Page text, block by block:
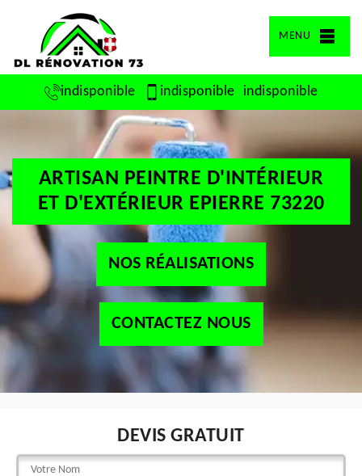
MENU
indisponible indisponible indisponible
ARTISAN PEINTRE D'INTÉRIEUR
ET D'EXTÉRIEUR EPIERRE 73220
NOS RÉALISATIONS
CONTACTEZ NOUS
DEVIS GRATUIT